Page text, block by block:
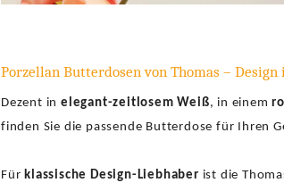
Porzellan Butterdosen von Thomas –
Dezent in elegant-zeitlosem Weiß, in einem
finden Sie die passende Butterdose für Ihren
Für klassische Design-Liebhaber ist die